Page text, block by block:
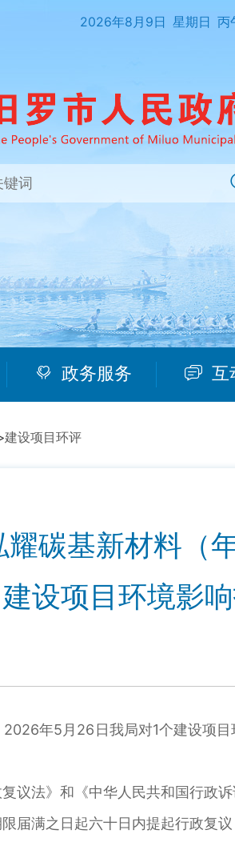
2026年8月9日 星期日 丙
政务服务 互
建设项目环评
碳基新材料（
设项目环境影
年5月26日我局对1个建设项目
法》和《中华人民共和国行政
届满之日起六十日内提起行政复